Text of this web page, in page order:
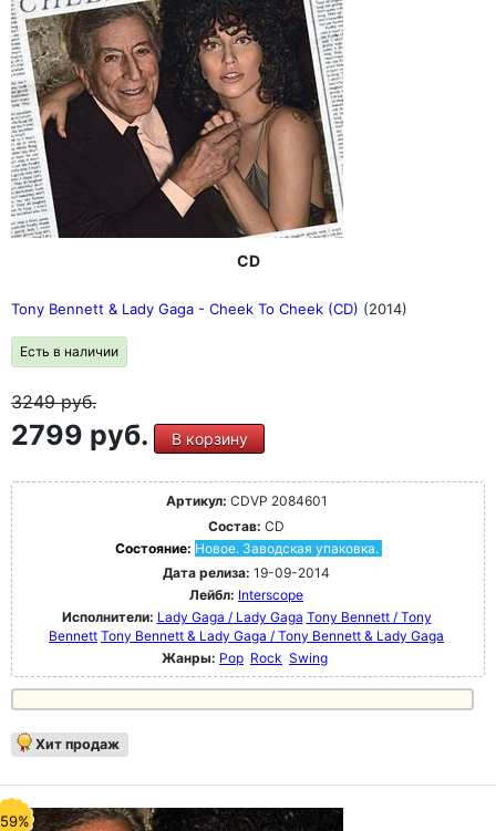
CD
Tony Bennett & Lady Gaga - Cheek To Cheek (CD) (2014)
Есть в наличии
3249руб.
2799 руб. В корзину
Артикул: CDVP 2084601
Состав: CD
Состояние: Новое. Заводская упаковка.
Дата релиза: 19-09-2014
Лейбл: Interscope
Исполнители: Lady Gaga / Lady Gaga Tony Bennett / Tony
Bennett Tony Bennett & Lady Gaga / Tony Bennett & Lady Gaga
Жанры: Pop Rock Swing
Хит продаж